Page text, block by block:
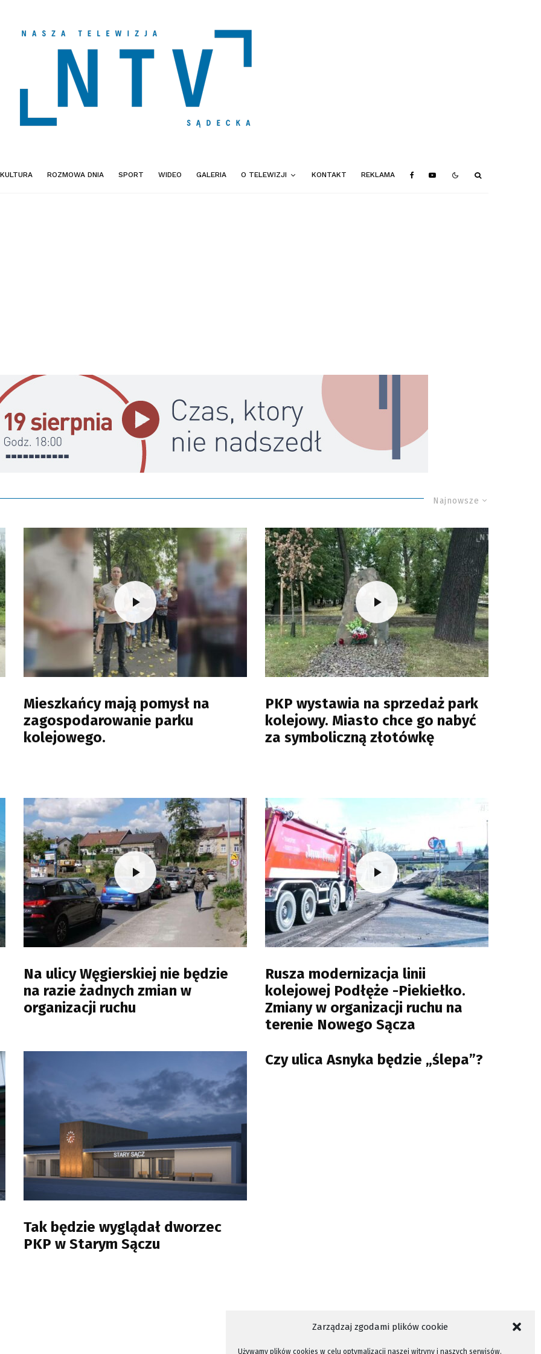
Zarządzaj zgodami plików cookie
Używamy plików cookies w celu optymalizacji naszej witryny i naszych serwisów.
KULTURA ROZMOWA DNIA SPORT WIDEO GALERIA O TELEWIZJI KONTAKT REKLAMA
Najnowsze
Mieszkańcy mają pomysł na
zagospodarowanie parku
kolejowego.
PKP wystawia na sprzedaż park
kolejowy. Miasto chce go nabyć
za symboliczną złotówkę
Na ulicy Węgierskiej nie będzie
na razie żadnych zmian w
organizacji ruchu
Rusza modernizacja linii
kolejowej Podłęże -Piekiełko.
Zmiany w organizacji ruchu na
terenie Nowego Sącza
Tak będzie wyglądał dworzec
PKP w Starym Sączu
Czy ulica Asnyka będzie „ślepa”?